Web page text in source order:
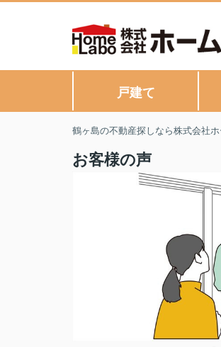
戸建て
鶴ヶ島の不動産探しなら株式会社
お客様の声